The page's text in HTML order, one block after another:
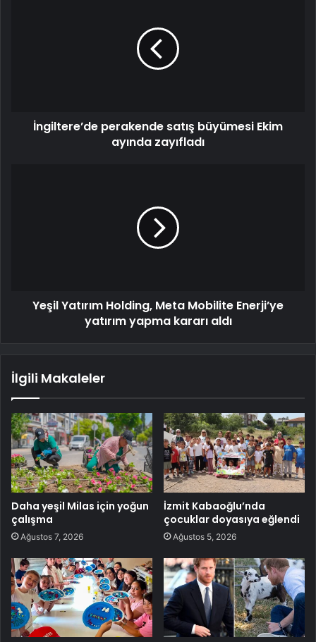
İngiltere’de perakende satış büyümesi Ekim
ayında zayıfladı
Yeşil Yatırım Holding, Meta Mobilite Enerji’ye
yatırım yapma kararı aldı
İlgili Makaleler
Daha yeşil Milas için yoğun
çalışma
Ağustos 7, 2026
İzmit Kabaoğlu’nda
çocuklar doyasıya eğlendi
Ağustos 5, 2026